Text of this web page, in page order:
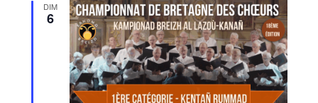
DIM
6